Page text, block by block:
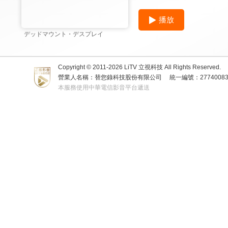
デッドマウント・デスプレイ
播放
Copyright © 2011-2026 LiTV 立視科技 All Rights Reserved.
營業人名稱：替您錄科技股份有限公司
統一編號：
本服務使用中華電信影音平台遞送